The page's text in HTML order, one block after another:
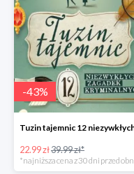
-43%
22.99 zł39.99 zł*